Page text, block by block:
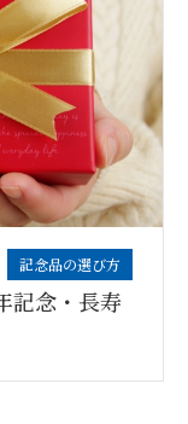
記念品の選び方
記念・長寿